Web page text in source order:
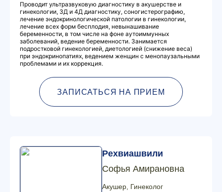
Проводит ультразвуковую диагностику в акушерстве и
гинекологии, 3Д и 4Д диагностику, соногистерографию,
лечение эндокринологической патологии в гинекологии,
лечение всех форм бесплодия, невынашивание
беременности, в том числе на фоне аутоиммунных
заболеваний, ведение беременности. Занимается
подростковой гинекологией, диетологией (снижение веса)
при эндокринопатиях, ведением женщин с менопаузальными
проблемами и их коррекция.
ЗАПИСАТЬСЯ НА ПРИЕМ
Рехвиашвили
Софья Амирановна
Акушер, Гинеколог